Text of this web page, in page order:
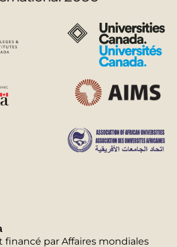
financé par Affaires mondiales